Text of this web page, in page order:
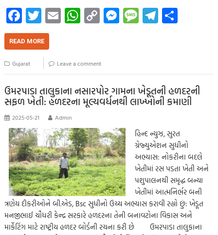
Fa
ce
b
o
o
k
T
wi
tt
er
E
m
W
h
s
A
p
p
C
o
y
Li
nk
M
es
g
er
M
es
e
Te
le
m
READ MORE
Gujarat Leave a comment
ઉમરપાડા તાલુકાના નસારપોર ગામના ખેડૂતની હળદરની
સફળ ખેતી: હળદરના મૂલ્યવર્ધનથી લાખ્ખોની કમાણી
2025-05-21 Admin
હિન્દ ન્યુઝ, સુરત
ગ્રેજ્યુએશન સુધીનો
અભ્યાસ: નોકરીના બદલે
ખેતીમાં રસ પડતા ખેતી અને
પશુપાલનથી સમૃદ્ધ બન્યા
ખેતીમાં આત્મનિર્ભર બની
ત્રણેય દીકરીઓને બી.એડ, Bsc સુધીનો ઉચ્ચ અભ્યાસ કરાવી રહ્યો છું: ખેડૂત
મનજીભાઈ ચૌધરી કેન્દ્ર સરકારે હળદરના તેની બનાવટોના વિકાસ અને
માર્કેટિંગ માટે રાષ્ટ્રીય હળદર બોર્ડની રચના કરી છે ઉમરપાડા તાલુકાના